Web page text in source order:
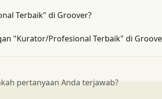
Terbaik" di Groover?
"Kurator/Profesional Terbaik" di
pertanyaan Anda terjawab?